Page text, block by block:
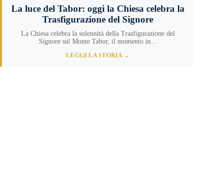
La luce del Tabor: oggi la Chiesa celebra la
Trasfigurazione del Signore
La Chiesa celebra la solennità della Trasfigurazione del
Signore sul Monte Tabor, il momento in...
LEGGI LA STORIA →